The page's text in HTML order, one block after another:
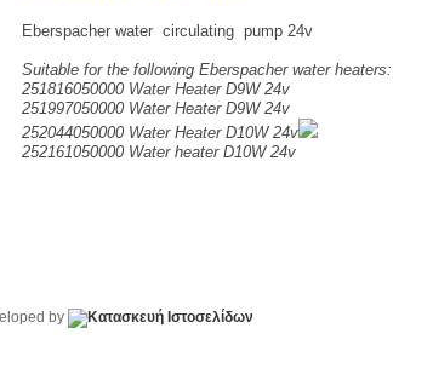
Eberspacher water circulating pump 24v
Suitable for the following Eberspacher water heaters:
251816050000 Water Heater D9W 24v
251997050000 Water Heater D9W 24v
252044050000 Water Heater D10W 24v
252161050000 Water heater D10W 24v
by